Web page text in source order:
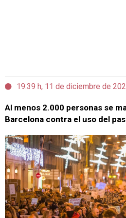
19:39 h, 11 de diciembre de
Al menos 2.000 personas se
Barcelona contra el uso del